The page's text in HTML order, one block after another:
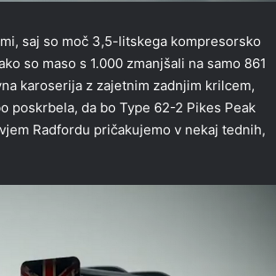
saj so moč 3,5-litskega kompresorsko
so maso s 1.000 zmanjšali na samo 861
karoserija z zajetnim zadnjim krilcem,
poskrbela, da bo Type 62-2 Pikes Peak
Radfordu pričakujemo v nekaj tednih,